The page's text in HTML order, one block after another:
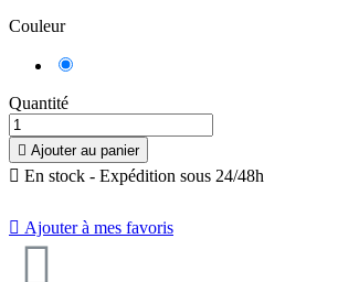
Couleur
Quantité
 Ajouter au panier
 En stock - Expédition sous 24/48h
 Ajouter à mes favoris